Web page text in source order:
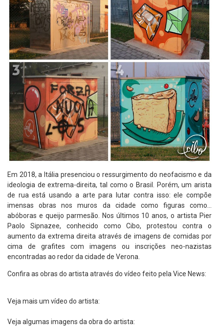
Em 2018, a Itália presenciou o ressurgimento do neofacismo e da
ideologia de extrema-direita, tal como o Brasil. Porém, um arista
de rua está usando a arte para lutar contra isso: ele compõe
imensas obras nos muros da cidade como figuras como…
abóboras e queijo parmesão. Nos últimos 10 anos, o artista Pier
Paolo Sipnazee, conhecido como Cibo, protestou contra o
aumento da extrema direita através de imagens de comidas por
cima de grafites com imagens ou inscrições neo-nazistas
encontradas ao redor da cidade de Verona.
Confira as obras do artista através do vídeo feito pela Vice News:
Veja mais um vídeo do artista:
Veja algumas imagens da obra do artista: